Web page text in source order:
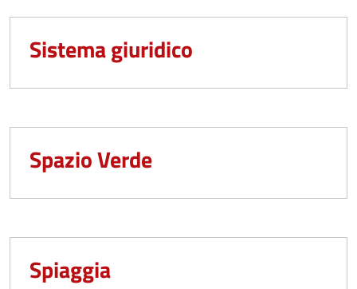
Sistema giuridico
Spazio Verde
Spiaggia